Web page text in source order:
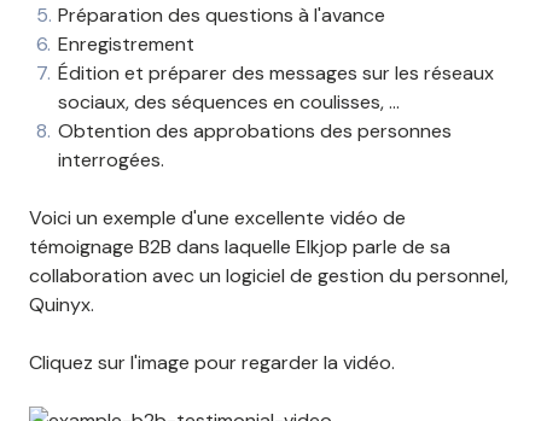
Préparation des questions à l'avance
Enregistrement
Édition et préparer des messages sur les réseaux
sociaux, des séquences en coulisses, ...
Obtention des approbations des personnes
interrogées.
Voici un exemple d'une excellente vidéo de
témoignage B2B dans laquelle Elkjop parle de sa
collaboration avec un logiciel de gestion du personnel,
Quinyx.
Cliquez sur l'image pour regarder la vidéo.